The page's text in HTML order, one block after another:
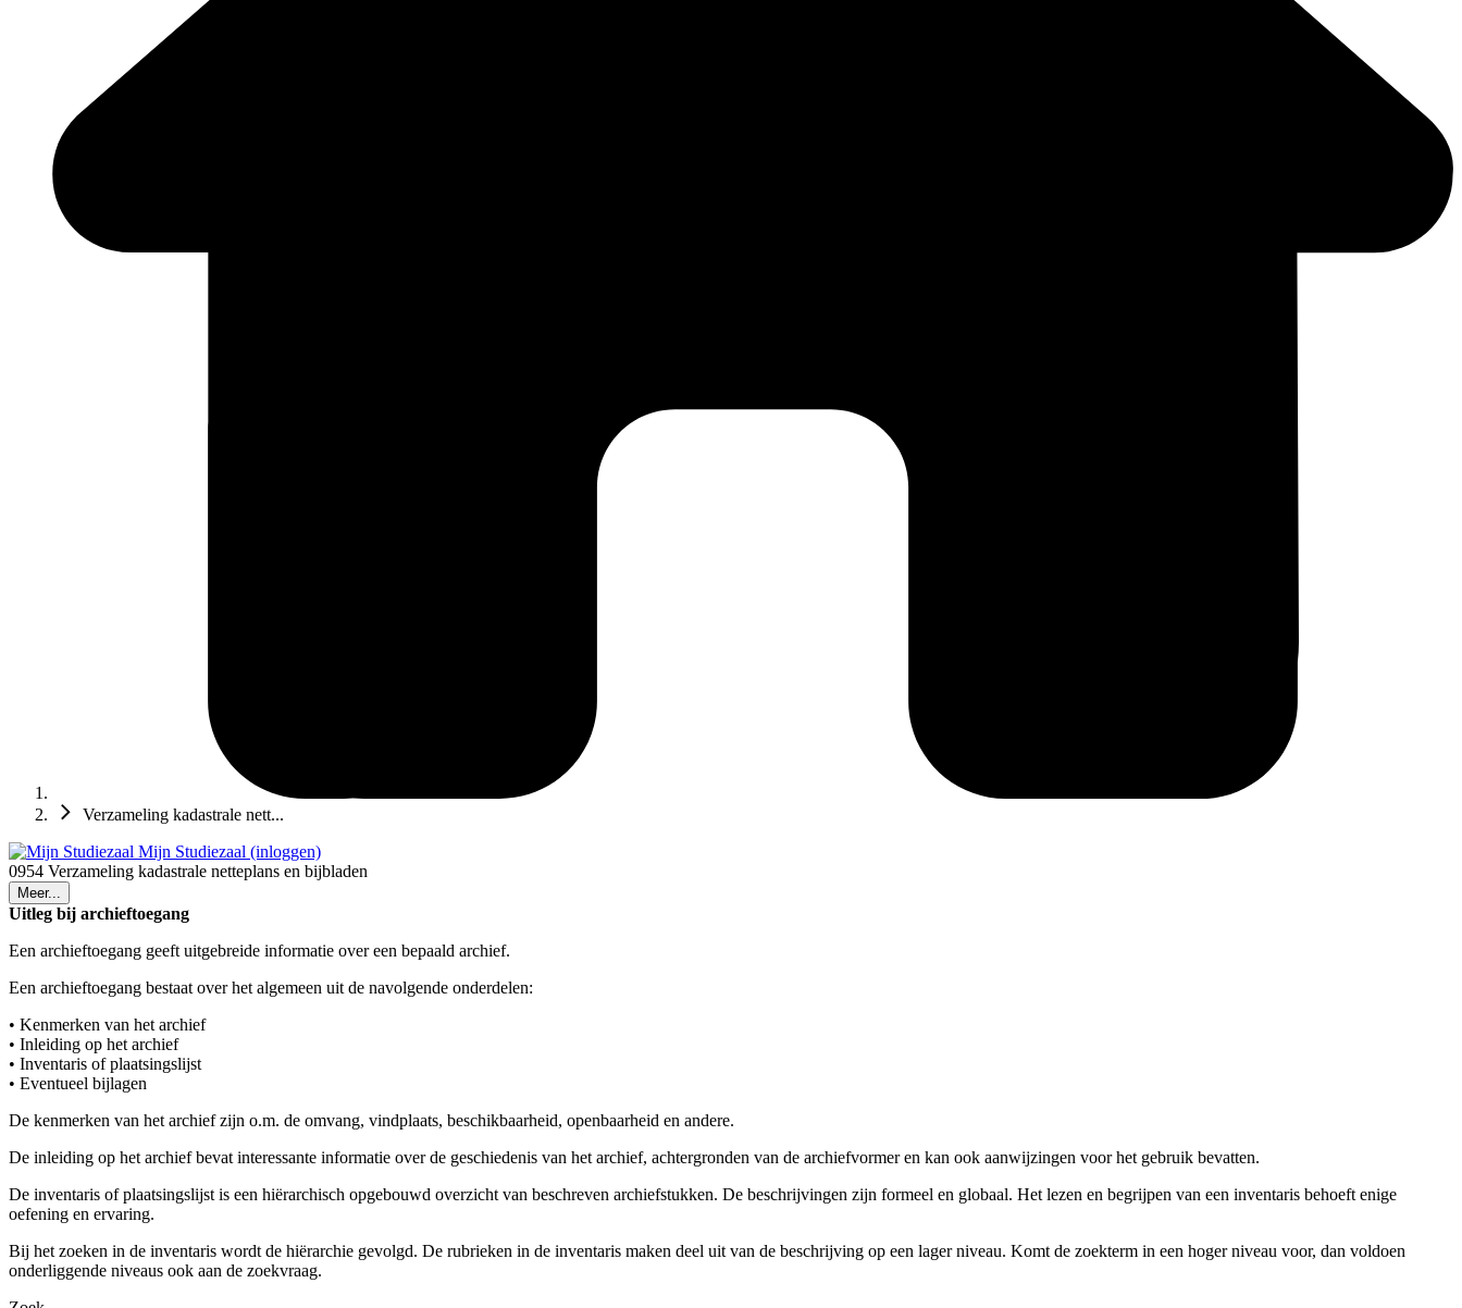
Verzameling kadastrale nett...
Mijn Studiezaal (inloggen)
0954 Verzameling kadastrale netteplans en bijbladen
Meer...
Uitleg bij archieftoegang
Een archieftoegang geeft uitgebreide informatie over een bepaald archief.
Een archieftoegang bestaat over het algemeen uit de navolgende onderdelen:
• Kenmerken van het archief
• Inleiding op het archief
• Inventaris of plaatsingslijst
• Eventueel bijlagen
De kenmerken van het archief zijn o.m. de omvang, vindplaats, beschikbaarheid, openbaarheid en andere.
De inleiding op het archief bevat interessante informatie over de geschiedenis van het archief, achtergronden van de archiefvormer en kan ook aanwijzingen voor het gebruik bevatten.
De inventaris of plaatsingslijst is een hiërarchisch opgebouwd overzicht van beschreven archiefstukken. De beschrijvingen zijn formeel en globaal. Het lezen en begrijpen van een inventaris behoeft enige
oefening en ervaring.
Bij het zoeken in de inventaris wordt de hiërarchie gevolgd. De rubrieken in de inventaris maken deel uit van de beschrijving op een lager niveau. Komt de zoekterm in een hoger niveau voor, dan voldoen
onderliggende niveaus ook aan de zoekvraag.